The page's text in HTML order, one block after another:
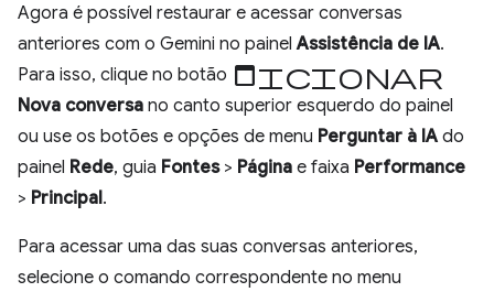
Agora é possível restaurar e acessar conversas
anteriores com o Gemini no painelAssistência de IA.
Para isso, clique no botão Adicionar
Nova conversa no canto superior esquerdo do painel
ou use os botões e opções de menu Perguntar à IA do
painel Rede, guia Fontes> Página e faixa Performance
> Principal.
Para acessar uma das suas conversas anteriores,
selecione o comando correspondente no menu